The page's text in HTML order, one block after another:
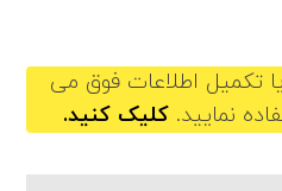
تکمیل اطلاعات فوق می
نمایید. کلیک کنید.